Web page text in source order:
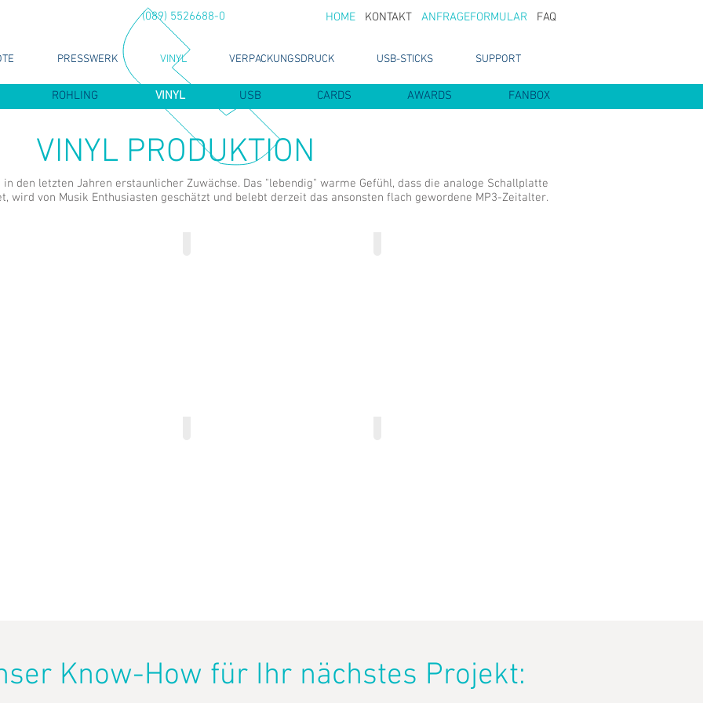
PRESSWERK VINYL VERPACKUNGSDRUCK USB-STICKS SUPPORT
HOME KONTAKT ANFRAGEFORMULAR FAQ
(089) 5526688-0
ROHLING VINYL USB CARDS AWARDS FANBOX
VINYL PRODUKTION
den letzten Jahren erstaunlicher Zuwächse. Das "lebendig" warme Gefühl, dass die analoge Schallplatte
wird von Musik Enthusiasten geschätzt und belebt derzeit das ansonsten flach gewordene MP3-Zeitalter.
Know-How für Ihr nächstes Projekt: